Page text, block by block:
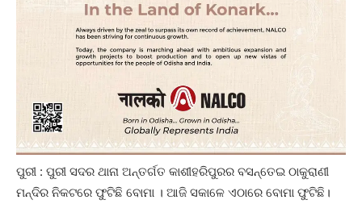
ପୁରୀ : ପୁରୀ ସଦର ଥାନା ଅନ୍ତର୍ଗତ କାଶୀହରିପୁରର ବସନ୍ତେଇ ଠାକୁରାଣୀ
ମନ୍ଦିର ନିକଟରେ ଫୁଟିଛି ବୋମା । ଆଜି ସକାଳେ ଏଠାରେ ବୋମା ଫୁଟିଛି।